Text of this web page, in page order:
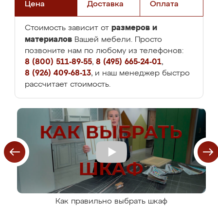
Цена Доставка Оплата
Стоимость зависит от размеров и
материалов Вашей мебели. Просто
позвоните нам по любому из телефонов:
8 (800) 511-89-55, 8 (495) 665-24-01,
8 (926) 409-68-13, и наш менеджер быстро
рассчитает стоимость.
Как правильно выбрать шкаф